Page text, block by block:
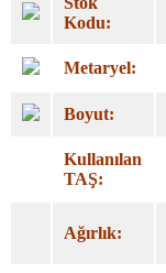
Kodu:
Metaryel:
Boyut:
Kullanılan
TAŞ:
Ağırlık: